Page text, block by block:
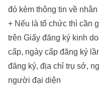
đó kèm thông tin về
+ Nếu là tổ chức thì cần
trên Giấy đăng ký kinh
cấp, ngày cấp đăng ký
đăng ký, địa chỉ trụ sở,
người đại diện